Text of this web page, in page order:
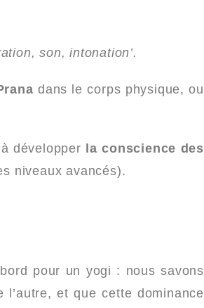
son, intonation’.
dans le corps physique, ou
développer la conscience des
niveaux avancés).
pour un yogi : nous savons
l’autre, et que cette dominance